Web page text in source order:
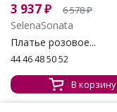
3 937₽ 6 578₽
SelenaSonata
Платье розовое...
44 46 48 50 52
В корзину